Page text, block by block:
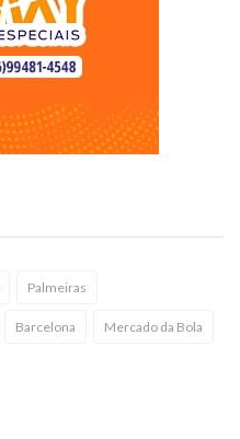
Palmeiras
Barcelona Mercado da Bola